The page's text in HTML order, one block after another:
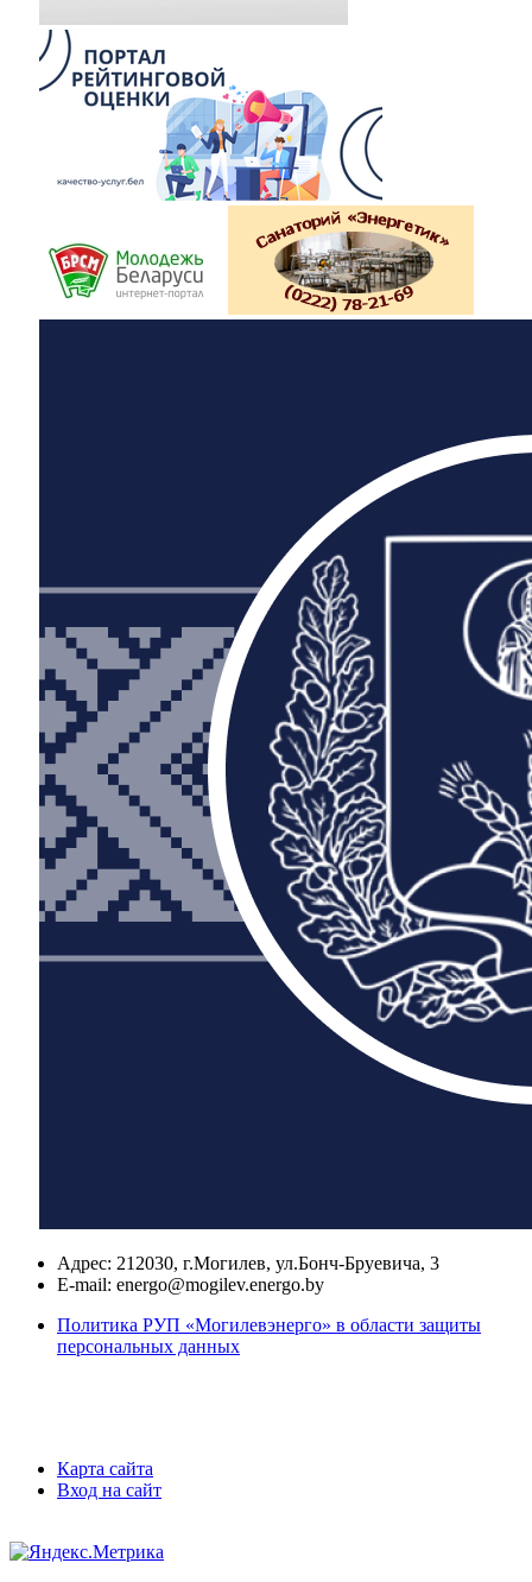
Адрес: 212030, г.Могилев, ул.Бонч-Бруевича, 3
E-mail: energo@mogilev.energo.by
Политика РУП «Могилевэнерго» в области защиты
персональных данных
Карта сайта
Вход на сайт